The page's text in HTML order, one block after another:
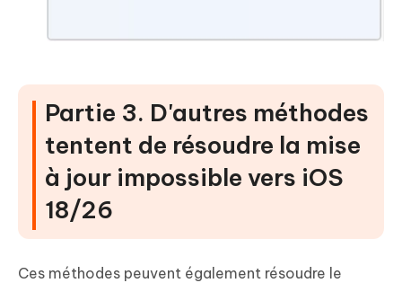
Partie 3. D'autres méthodes
tentent de résoudre la mise
à jour impossible vers iOS
18/26
Ces méthodes peuvent également résoudre le